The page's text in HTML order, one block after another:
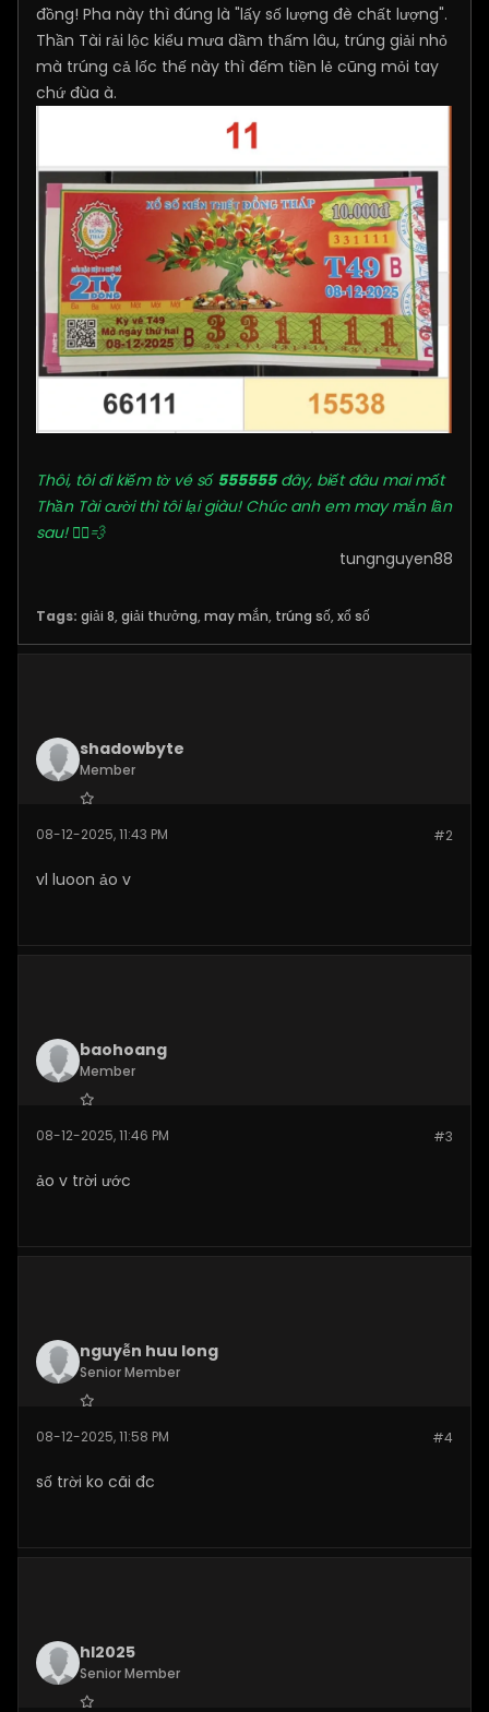
đồng! Pha này thì đúng là "lấy số lượng đè chất lượng".
Thần Tài rải lộc kiểu mưa dầm thấm lâu, trúng giải nhỏ
mà trúng cả lốc thế này thì đếm tiền lẻ cũng mỏi tay
chứ đùa à.
Thôi, tôi đi kiếm tờ vé số 555555đây, biết đâu mai mốt
Thần Tài cười thì tôi lại giàu! Chúc anh em may mắn lần
sau! 🏃‍♂️💨
tungnguyen88
Tags: giải 8, giải thưởng, may mắn, trúng số, xổ số
shadowbyte
Member
Posts: 50 #2
08-12-2025, 11:43 PM
vl luoon ảo v
baohoang
Member
Posts: 54 #3
08-12-2025, 11:46 PM
ảo v trời ước
nguyễn huu long
Senior Member
Posts: 109 #4
08-12-2025, 11:58 PM
số trời ko cãi đc
hl2025
Senior Member